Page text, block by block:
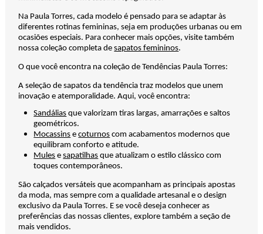
Na Paula Torres, cada modelo é pensado para se adaptar às
diferentes rotinas femininas, seja em produções urbanas ou em
ocasiões especiais. Para conhecer mais opções, visite também
nossa coleção completa desapatos femininos.
O que você encontra na coleção de Tendências Paula Torres:
A seleção de sapatos da tendência traz modelos que unem
inovação e atemporalidade. Aqui, você encontra:
Sandálias que valorizam tiras largas, amarrações e saltos
geométricos.
Mocassins ecoturnos com acabamentos modernos que
equilibram conforto e atitude.
Mules esapatilhas que atualizam o estilo clássico com
toques contemporâneos.
São calçados versáteis que acompanham as principais apostas
da moda, mas sempre com a qualidade artesanal e o design
exclusivo da Paula Torres. E se você deseja conhecer as
preferências das nossas clientes, explore também a seção de
mais vendidos.